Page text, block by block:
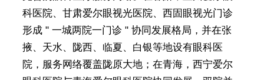
科医院、甘肃爱尔眼视光医院、西固眼视光门诊
形成 " 一城两院一门诊 " 协同发展格局，并在张
掖、天水、陇西、临夏、白银等地设有眼科医
院，服务网络覆盖陇原大地；在青海，西宁爱尔